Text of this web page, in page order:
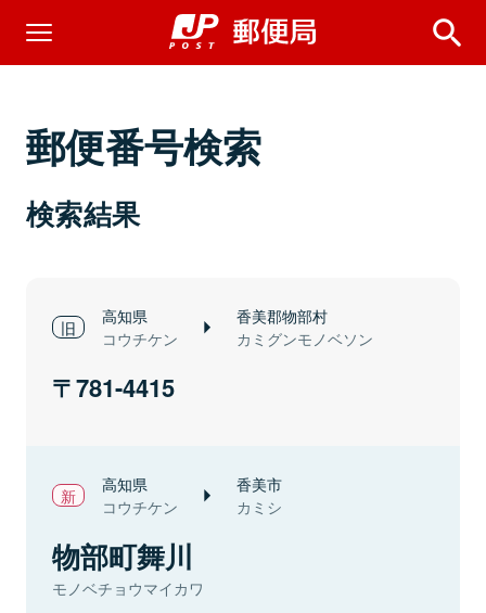
郵便番号検索
検索結果
高知県
コウチケン
香美郡物部村
カミグンモノベソン
781-4415
高知県
コウチケン
香美市
カミシ
物部町舞川
モノベチョウマイカワ